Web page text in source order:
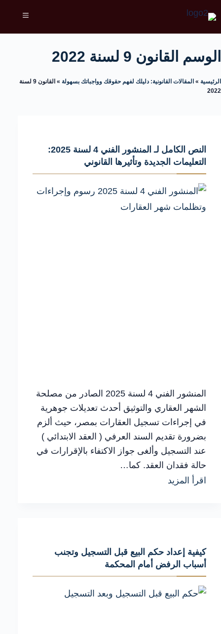
الوسم القانون 9 لسنة 2022
الرئيسية » المقالات القانونية: دليلك لفهم حقوقك وواجباتك بسهولة »
القانون 9 لسنة
2022
النص الكامل لـ المنشور الفني 4 لسنة 2025:
التعليمات الجديدة وتأثيرها القانوني
المنشور الفني 4 لسنة 2025 الصادر من مصلحة
الشهر العقاري والتوثيق أحدث تعديلات جوهرية
في إجراءات تسجيل العقارات بمصر، حيث ألزم
بضرورة تقديم السند العرفي ( العقد الابتدائي )
عند التسجيل وألغى جواز الاكتفاء بالإقرارات في
حالة فقدان العقد. كما…
اقرأ المزيد
4
لسنة
كيفية إعداد حكم البيع قبل التسجيل وتجنب
أسباب الرفض أمام المحكمة